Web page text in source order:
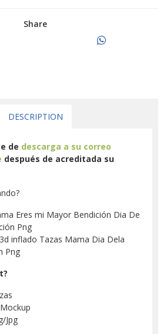
Share
DESCRIPTION
de descarga a su correo
después de acreditada su
Eres mi Mayor Bendición Dia De
Png
inflado Tazas Mama Dia Dela
Png
Jpg